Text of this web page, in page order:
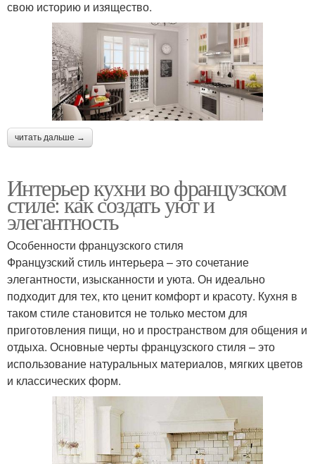
свою историю и изящество.
читать дальше →
Интерьер кухни во французском
стиле: как создать уют и
элегантность
Особенности французского стиля
Французский стиль интерьера – это сочетание
элегантности, изысканности и уюта. Он идеально
подходит для тех, кто ценит комфорт и красоту. Кухня в
таком стиле становится не только местом для
приготовления пищи, но и пространством для общения и
отдыха. Основные черты французского стиля – это
использование натуральных материалов, мягких цветов
и классических форм.